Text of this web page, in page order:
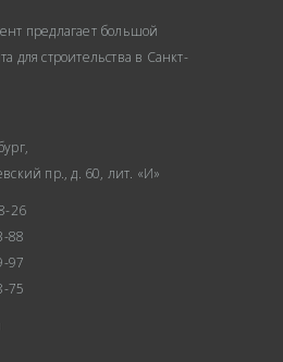
предлагает большой
для строительства в Санкт-
пр., д. 60, лит. «И»
26
88
97
75